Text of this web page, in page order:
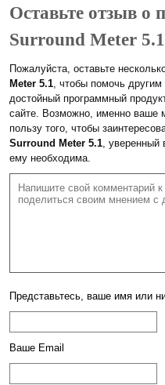
Оставьте отзыв о
Surround Meter
Пожалуйста, оставьте
Meter 5.1, чтобы помочь
достойный программный
сайте. Возможно, именно ваше
пользу того, чтобы
Surround Meter 5.1, уверенный
ему необходима.
Представьтесь, ваше имя или
Ваше Email